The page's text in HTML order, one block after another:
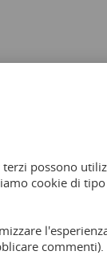
possono
cookie di
commenti).